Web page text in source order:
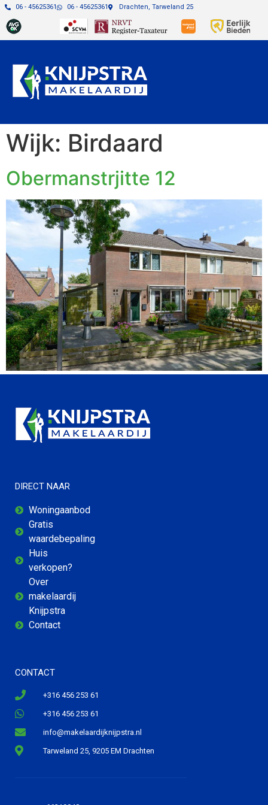
06 - 45625361 06 - 45625361 Drachten, Tarweland 25
Wijk: Birdaard
Obermanstrjitte 12
DIRECT NAAR
Woningaanbod
Gratis
waardebepaling
Huis
verkopen?
Over
makelaardij
Knijpstra
Contact
CONTACT
+316 456 253 61
+316 456 253 61
info@makelaardijknijpstra.nl
Tarweland 25, 9205 EM Drachten